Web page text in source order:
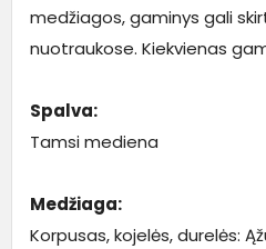
medžiagos, gaminys gali
nuotraukose. Kiekvienas
Spalva:
Tamsi mediena
Medžiaga:
Korpusas, kojelės, durelės: